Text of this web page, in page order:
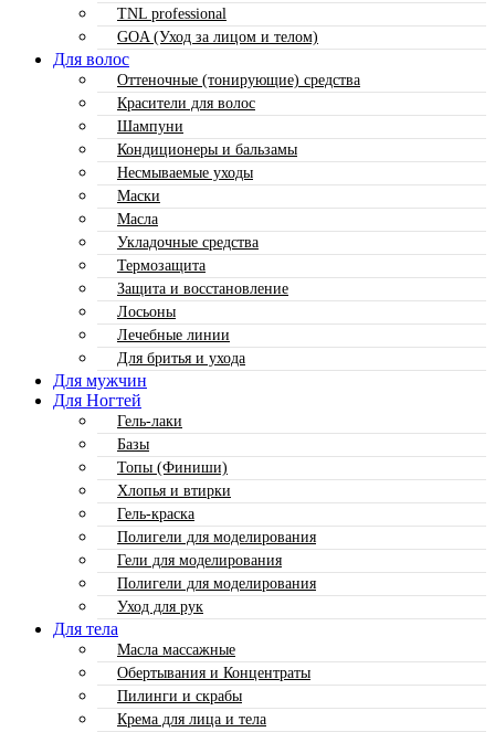
TNL professional
GOA (Уход за лицом и телом)
Для волос
Оттеночные (тонирующие) средства
Красители для волос
Шампуни
Кондиционеры и бальзамы
Несмываемые уходы
Маски
Масла
Укладочные средства
Термозащита
Защита и восстановление
Лосьоны
Лечебные линии
Для бритья и ухода
Для мужчин
Для Ногтей
Гель-лаки
Базы
Топы (Финиши)
Хлопья и втирки
Гель-краска
Полигели для моделирования
Гели для моделирования
Полигели для моделирования
Уход для рук
Для тела
Масла массажные
Обертывания и Концентраты
Пилинги и скрабы
Крема для лица и тела